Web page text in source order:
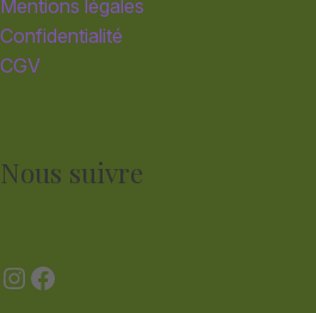
Mentions légales
Confidentialité
CGV
Nous suivre
Instagram
Facebook